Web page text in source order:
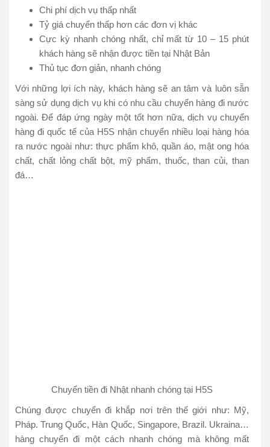
Chi phí dịch vụ thấp nhất
Tỷ giá chuyển thấp hơn các đơn vị khác
Cực kỳ nhanh chóng nhất, chỉ mất từ 10 – 15 phút
khách hàng sẽ nhận được tiền tại Nhật Bản
Thủ tục đơn giản, nhanh chóng
Với những lợi ích này, khách hàng sẽ an tâm và luôn sẵn
sàng sử dụng dịch vụ khi có nhu cầu chuyển hàng đi nước
ngoài. Để đáp ứng ngày một tốt hơn nữa, dịch vụ chuyển
hàng đi quốc tế của H5S nhận chuyển nhiều loại hàng hóa
ra nước ngoài như: thực phẩm khô, quần áo, mật ong hóa
chất, chất lỏng chất bột, mỹ phẩm, thuốc, than củi, than
đá…
Chuyển tiền đi Nhật nhanh chóng tại H5S
Chúng được chuyển đi khắp nơi trên thế giới như: Mỹ,
Pháp. Trung Quốc, Hàn Quốc, Singapore, Brazil. Ukraina…
hàng chuyển đi một cách nhanh chóng mà không mất